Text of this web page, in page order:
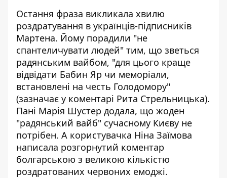
Остання фраза викликала хвилю
роздратування в українців-підписників
Мартена. Йому порадили "не
спантеличувати людей" тим, що зветься
радянським вайбом, "для цього краще
відвідати Бабин Яр чи меморіали,
встановлені на честь Голодомору"
(зазначає у коментарі Рита Стрельницька).
Пані Марія Шустер додала, що жоден
"радянський вайб" сучасному Києву не
потрібен. А користувачка Ніна Заїмова
написала розгорнутий коментар
болгарською з великою кількістю
роздратованих червоних емоджі.